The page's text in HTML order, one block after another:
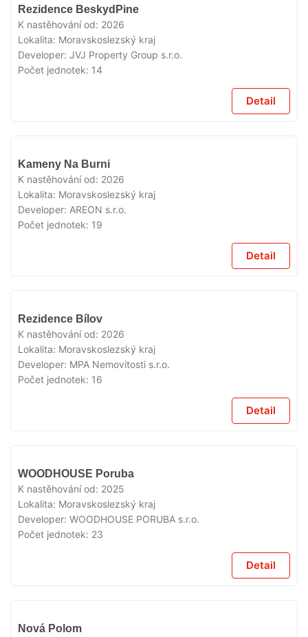
Rezidence BeskydPine
K nastěhování od: 2026
Lokalita: Moravskoslezský kraj
Developer: JVJ Property Group s.r.o.
Počet jednotek: 14
Detail
Kameny Na Burni
K nastěhování od: 2026
Lokalita: Moravskoslezský kraj
Developer: AREON s.r.o.
Počet jednotek: 19
Detail
Rezidence Bílov
K nastěhování od: 2026
Lokalita: Moravskoslezský kraj
Developer: MPA Nemovitosti s.r.o.
Počet jednotek: 16
Detail
WOODHOUSE Poruba
K nastěhování od: 2025
Lokalita: Moravskoslezský kraj
Developer: WOODHOUSE PORUBA s.r.o.
Počet jednotek: 23
Detail
Nová Polom